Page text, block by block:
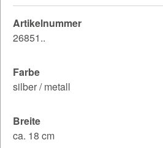
Artikelnummer
26851..
Farbe
silber / metall
Breite
ca. 18 cm